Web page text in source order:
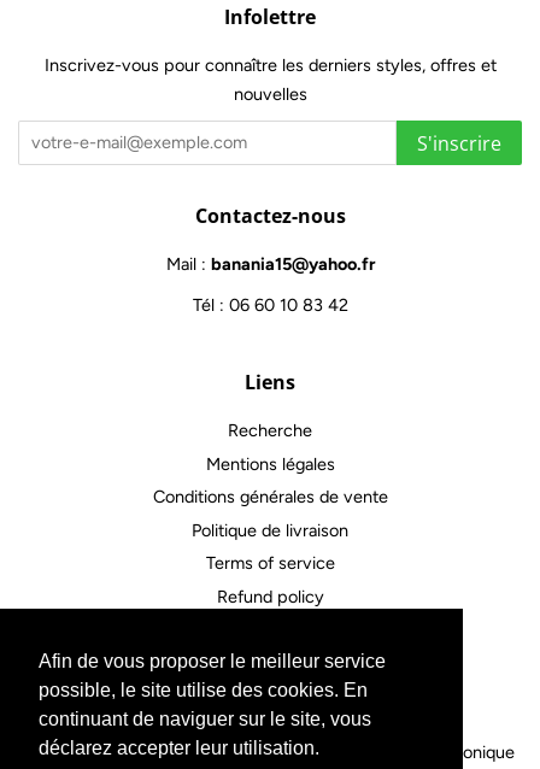
Afin de vous proposer le meilleur service
possible, le site utilise des cookies. En
continuant de naviguer sur le site, vous
déclarez accepter leur utilisation.
Infolettre
Inscrivez-vous pour connaître les derniers styles, offres et
nouvelles
S'inscrire
Contactez-nous
Mail : banania15@yahoo.fr
Tél : 06 60 10 83 42
Liens
Recherche
Mentions légales
Conditions générales de vente
Politique de livraison
Terms of service
Refund policy
Contactez-nous
Droit d'auteur © 2026,Outils Horloger Commerce électronique